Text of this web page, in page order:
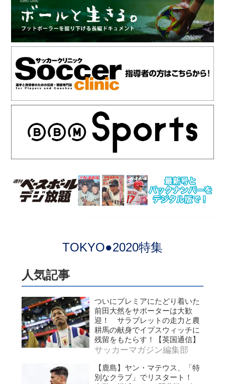
TOKYO●2020特集
人気記事
ついにプレミアにたどり着いた
前田大然をサポーターは大歓
迎！ サラブレットの走力と農
耕馬の献身でイプスウィッチに
残留をもたらす！【英国通信】
サッカーマガジン編集部
【鹿島】ヤン・マテウス、「特
別なクラブ」でリスタート！